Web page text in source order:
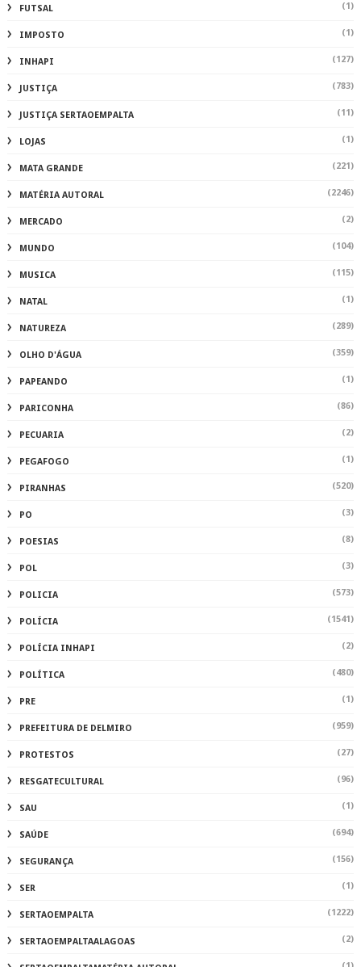
FUTSAL (1)
IMPOSTO (1)
INHAPI (127)
JUSTIÇA (783)
JUSTIÇA SERTAOEMPALTA (11)
LOJAS (1)
MATA GRANDE (221)
MATÉRIA AUTORAL (2246)
MERCADO (2)
MUNDO (104)
MUSICA (115)
NATAL (1)
NATUREZA (289)
OLHO D'ÁGUA (359)
PAPEANDO (1)
PARICONHA (86)
PECUARIA (2)
PEGAFOGO (1)
PIRANHAS (520)
PO (3)
POESIAS (8)
POL (3)
POLICIA (573)
POLÍCIA (1541)
POLÍCIA INHAPI (2)
POLÍTICA (480)
PRE (1)
PREFEITURA DE DELMIRO (959)
PROTESTOS (27)
RESGATECULTURAL (96)
SAU (1)
SAÚDE (694)
SEGURANÇA (156)
SER (1)
SERTAOEMPALTA (1222)
SERTAOEMPALTAALAGOAS (2)